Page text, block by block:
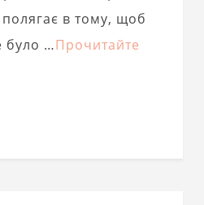
в тому, щоб
було …Прочитайте